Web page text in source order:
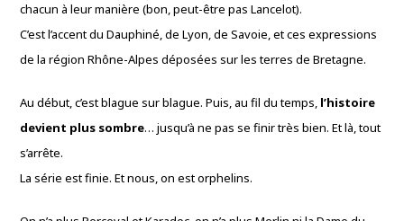
chacun à leur manière (bon, peut-être pas Lancelot).
C’est l’accent du Dauphiné, de Lyon, de Savoie, et ces expressions
de la région Rhône-Alpes déposées sur les terres de Bretagne.
Au début, c’est blague sur blague. Puis, au fil du temps, l’histoire
devient plus sombre… jusqu’à ne pas se finir très bien. Et là, tout
s’arrête.
La série est finie. Et nous, on est orphelins.